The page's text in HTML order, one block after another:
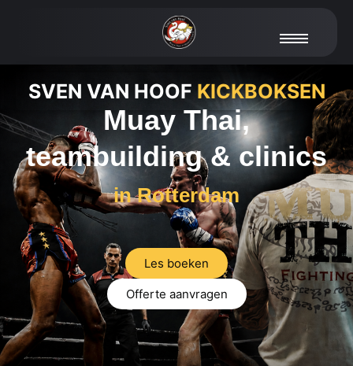
SVEN VAN HOOF KICKBOKSEN
Muay Thai,
teambuilding & clinics
in Rotterdam
Les boeken
Offerte aanvragen